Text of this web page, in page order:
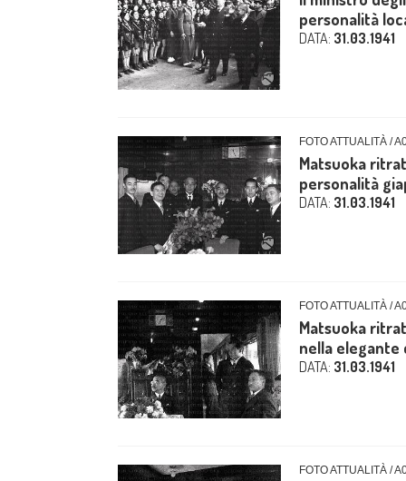
personalità
DATA: 31.03.1941
FOTO ATTUALITÀ /
Matsuoka
personalità
DATA: 31.03.1941
FOTO ATTUALITÀ /
Matsuoka
nella elegante
DATA: 31.03.1941
FOTO ATTUALITÀ /